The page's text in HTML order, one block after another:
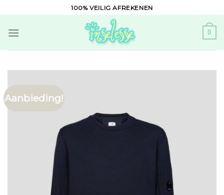
to
content
100% VEILIG AFREKENEN
0
Aanbieding!